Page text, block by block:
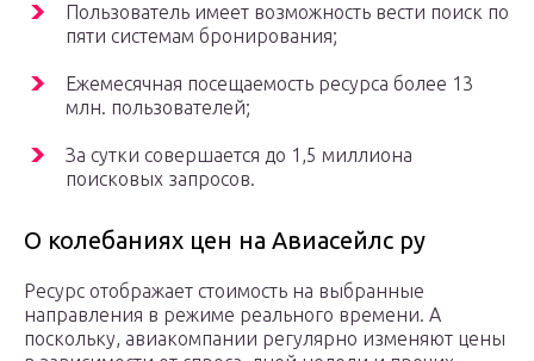
Пользователь имеет возможность вести поиск по
пяти системам бронирования;
Ежемесячная посещаемость ресурса более 13
млн. пользователей;
За сутки совершается до 1,5 миллиона
поисковых запросов.
О колебаниях цен на Авиасейлс ру
Ресурс отображает стоимость на выбранные
направления в режиме реального времени. А
поскольку, авиакомпании регулярно изменяют цены